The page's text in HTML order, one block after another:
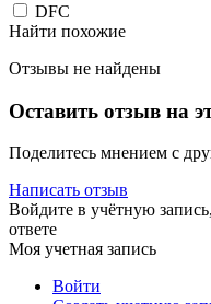
DFC
Найти похожие
Отзывы не найдены
Оставить отзыв на
Поделитесь мнением с
Написать отзыв
Войдите в учётную
ответе
Моя учетная запись
Войти